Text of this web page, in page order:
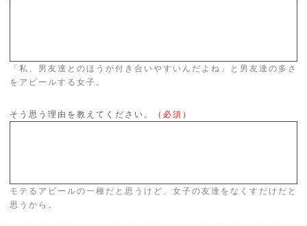
「私、男友達とのほうが付き合いやすいんだよね」と男友達の多さ
をアピールする女子。
そう思う理由を教えてください。 （必須）
モテるアピールの一種だと思うけど、女子の友達をなくすだけだと
思うから。